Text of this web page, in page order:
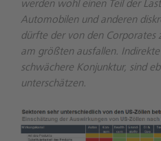
werden wohl einen Teil der
Automobilen und anderen
dürfte der von den Corporates
am größten ausfallen.
schwächere Konjunktur, sind
unterschätzen.